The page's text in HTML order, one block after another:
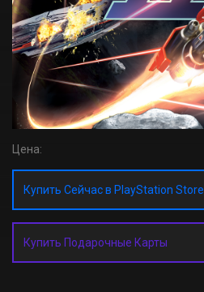
Цена:
Купить Сейчас в PlayStation Store
Купить Подарочные Карты